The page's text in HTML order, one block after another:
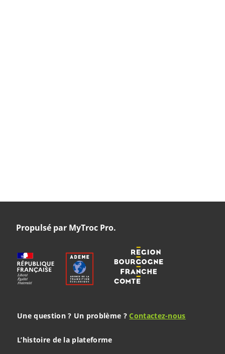
Propulsé par MyTroc Pro.
Une question ? Un problème ?Contactez-nous
L’histoire de la plateforme